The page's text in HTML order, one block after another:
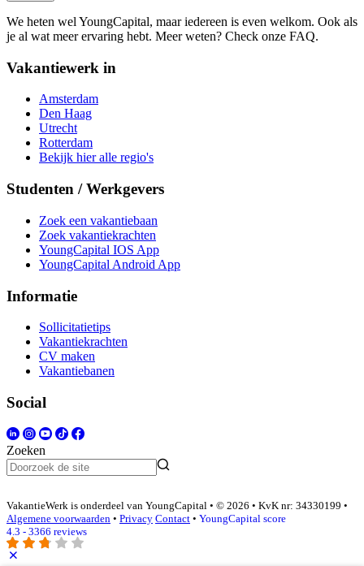
We heten wel YoungCapital, maar iedereen is even welkom. Ook als
je al wat meer ervaring hebt. Meer weten? Check onze FAQ.
Vakantiewerk in
Amsterdam
Den Haag
Utrecht
Rotterdam
Bekijk hier alle regio's
Studenten / Werkgevers
Zoek een vakantiebaan
Zoek vakantiekrachten
YoungCapital IOS App
YoungCapital Android App
Informatie
Sollicitatietips
Vakantiekrachten
CV maken
Vakantiebanen
Social
Zoeken
VakantieWerk is onderdeel van YoungCapital • © 2026 • KvK nr: 34330199 •
Algemene voorwaarden • Privacy Contact • YoungCapital score
4.3 - 3366 reviews